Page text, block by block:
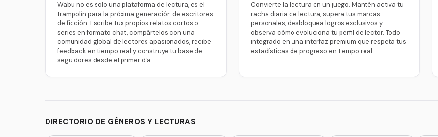
Wabu no es solo una plataforma de lectura, es el
trampolín para la próxima generación de escritores
de ficción. Escribe tus propios relatos cortos o
series en formato chat, compártelos con una
comunidad global de lectores apasionados, recibe
feedback en tiempo real y construye tu base de
seguidores desde el primer día.
Convierte la lectura en un juego. Mantén activa tu
racha diaria de lectura, supera tus marcas
personales, desbloquea logros exclusivos y
observa cómo evoluciona tu perfil de lector. Todo
integrado en una interfaz premium que respeta tus
estadísticas de progreso en tiempo real.
DIRECTORIO DE GÉNEROS Y LECTURAS